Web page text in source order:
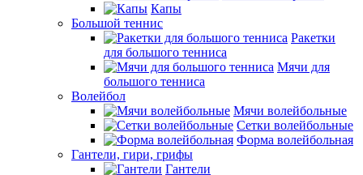
Капы
Большой теннис
Ракетки
для большого тенниса
Мячи для
большого тенниса
Волейбол
Мячи волейбольные
Сетки волейбольные
Форма волейбольная
Гантели, гири, грифы
Гантели